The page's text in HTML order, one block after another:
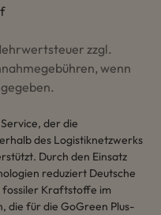
zzgl.
wenn
der die
des Logistiknetzwerks
Durch den Einsatz
reduziert Deutsche
fossiler Kraftstoffe im
die für die GoGreen Plus-